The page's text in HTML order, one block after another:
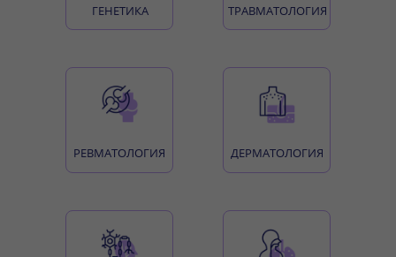
ГЕНЕТИКА ТРАВМАТОЛОГИЯ
РЕВМАТОЛОГИЯ ДЕРМАТОЛОГИЯ